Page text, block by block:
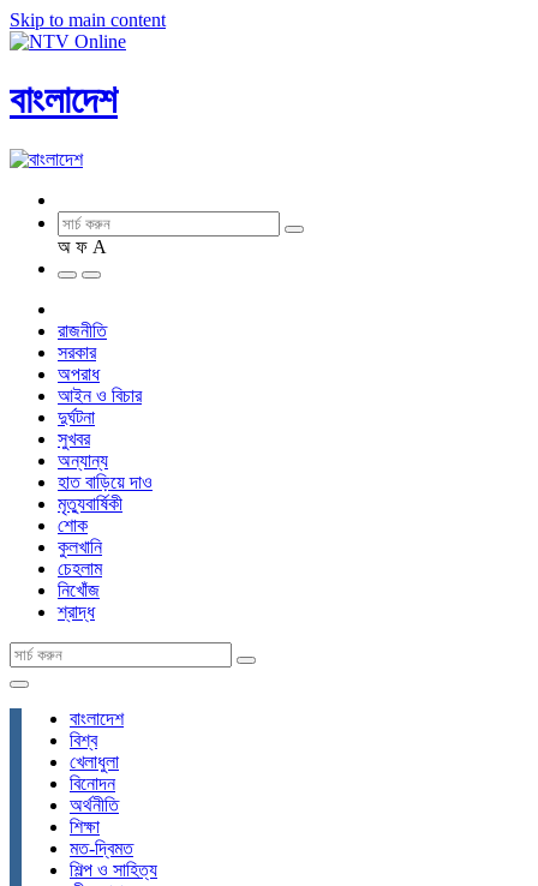
Skip to main content
বাংলাদেশ
অ ফ A
রাজনীতি
সরকার
অপরাধ
আইন ও বিচার
দুর্ঘটনা
সুখবর
অন্যান্য
হাত বাড়িয়ে দাও
মৃত্যুবার্ষিকী
শোক
কুলখানি
চেহলাম
নিখোঁজ
শ্রাদ্ধ
বাংলাদেশ
বিশ্ব
খেলাধুলা
বিনোদন
অর্থনীতি
শিক্ষা
মত-দ্বিমত
শিল্প ও সাহিত্য